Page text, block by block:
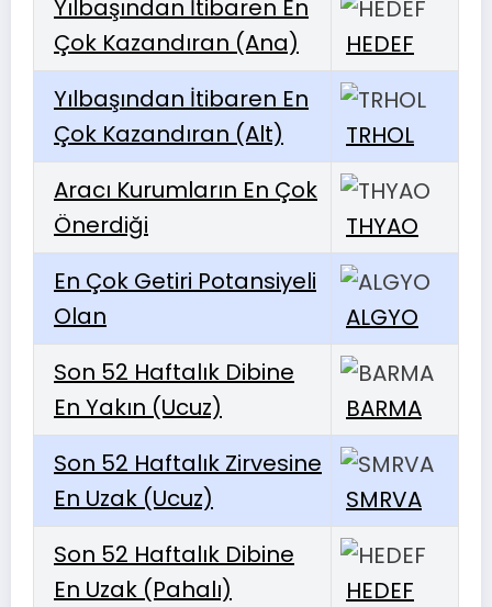
Yılbaşından İtibaren En
Çok Kazandıran (Ana)
HEDEF
Yılbaşından İtibaren En
Çok Kazandıran (Alt)
TRHOL
Aracı Kurumların En Çok
Önerdiği
THYAO
En Çok Getiri Potansiyeli
Olan
ALGYO
Son 52 Haftalık Dibine
En Yakın (Ucuz)
BARMA
Son 52 Haftalık Zirvesine
En Uzak (Ucuz)
SMRVA
Son 52 Haftalık Dibine
En Uzak (Pahalı)
HEDEF